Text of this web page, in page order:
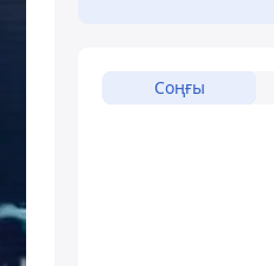
Соңғы